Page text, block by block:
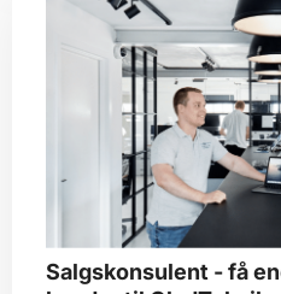
Salgskonsulent - få